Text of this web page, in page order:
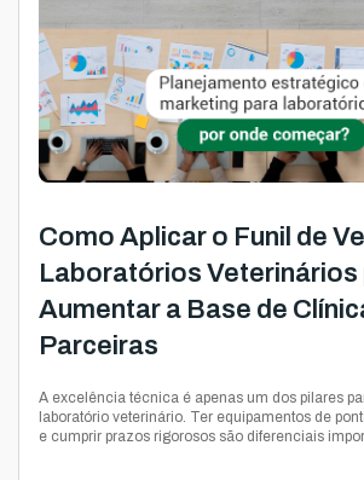
Como Aplicar o Funil de
Laboratórios Veterinários
Aumentar a Base de
Parceiras
A excelência técnica é apenas um dos pilares
laboratório veterinário. Ter equipamentos de
e cumprir prazos rigorosos são diferenciais